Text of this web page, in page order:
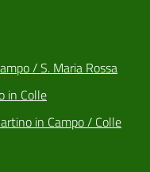
/ S. Maria Rossa
in Colle
in Campo / Colle